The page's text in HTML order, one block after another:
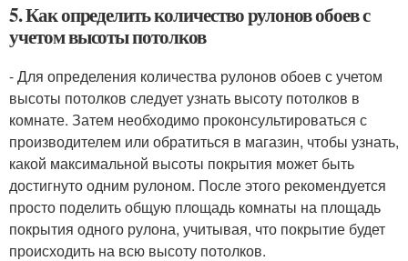
5. Как определить количество рулонов обоев с
учетом высоты потолков
- Для определения количества рулонов обоев с учетом
высоты потолков следует узнать высоту потолков в
комнате. Затем необходимо проконсультироваться с
производителем или обратиться в магазин, чтобы узнать,
какой максимальной высоты покрытия может быть
достигнуто одним рулоном. После этого рекомендуется
просто поделить общую площадь комнаты на площадь
покрытия одного рулона, учитывая, что покрытие будет
происходить на всю высоту потолков.